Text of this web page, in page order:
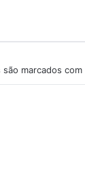
marcados com